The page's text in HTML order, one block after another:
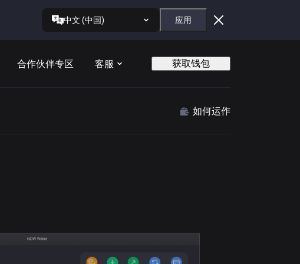
中文 (中国) 应用
合作伙伴专区 客服 获取钱包
如何运作